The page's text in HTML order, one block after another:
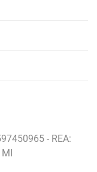
- REA:
MI